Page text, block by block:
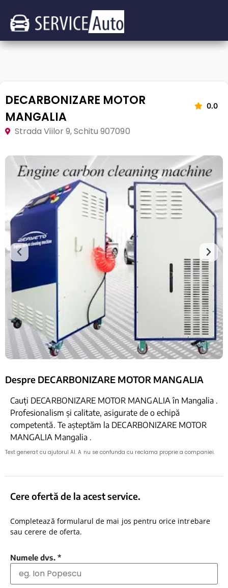
DECARBONIZARE MOTOR
MANGALIA
0.0
Strada Viilor 9, Schitu 907090
Despre DECARBONIZARE MOTOR MANGALIA
Cauți DECARBONIZARE MOTOR MANGALIA în Mangalia .
Profesionalism și calitate, asigurate de o echipă
competentă. Te așteptăm la DECARBONIZARE MOTOR
MANGALIA Mangalia .
Text generat cu ajutorul AI. A nu se confunda cu reclama proprie a companiei.
Cere ofertă de la acest service.
Completează formularul de mai jos pentru orice intrebare
sau cerere de oferta.
Numele dvs. *